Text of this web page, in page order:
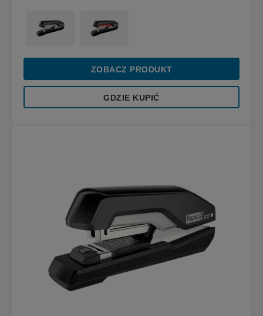
ZOBACZ PRODUKT
GDZIE KUPIĆ